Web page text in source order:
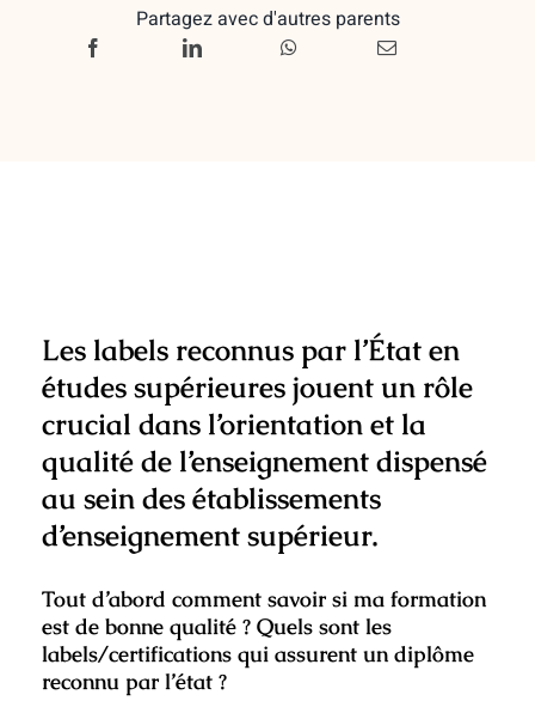
Partagez avec d'autres parents
Les labels reconnus par l’État en
études supérieures jouent un rôle
crucial dans l’orientation et la
qualité de l’enseignement dispensé
au sein des établissements
d’enseignement supérieur.
Tout d’abord comment savoir si ma formation
est de bonne qualité ? Quels sont les
labels/certifications qui assurent un diplôme
reconnu par l’état ?